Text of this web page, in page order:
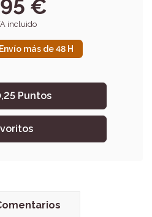
€
incluido
más de 48 H
Puntos